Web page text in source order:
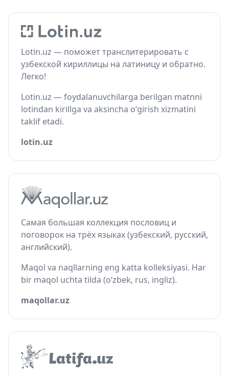
Lotin.uz — поможет транслитерировать с
узбекской кириллицы на латиницу и обратно.
Легко!
Lotin.uz — foydalanuvchilarga berilgan matnni
lotindan kirillga va aksincha o‘girish xizmatini
taklif etadi.
lotin.uz
Самая большая коллекция пословиц и
поговорок на трёх языках (узбекский, русский,
английский).
Maqol va naqllarning eng katta kolleksiyasi. Har
bir maqol uchta tilda (o‘zbek, rus, ingliz).
maqollar.uz